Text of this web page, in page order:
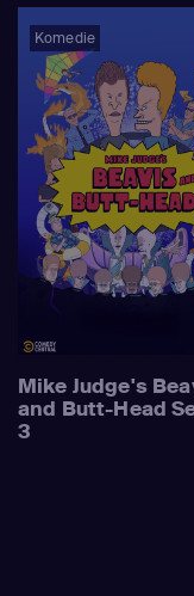
Komedie
Mike Judge's
and Butt-Head
3